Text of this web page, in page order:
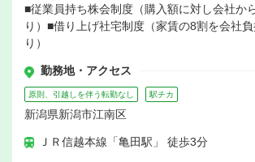
■従業員持ち株会制度（購入額に対し会社か
り）■借り上げ社宅制度（家賃の8割を会社
り）
勤務地・アクセス
原則、引越しを伴う転勤なし 駅チカ
新潟県新潟市江南区
ＪＲ信越本線「亀田駅」 徒歩3分